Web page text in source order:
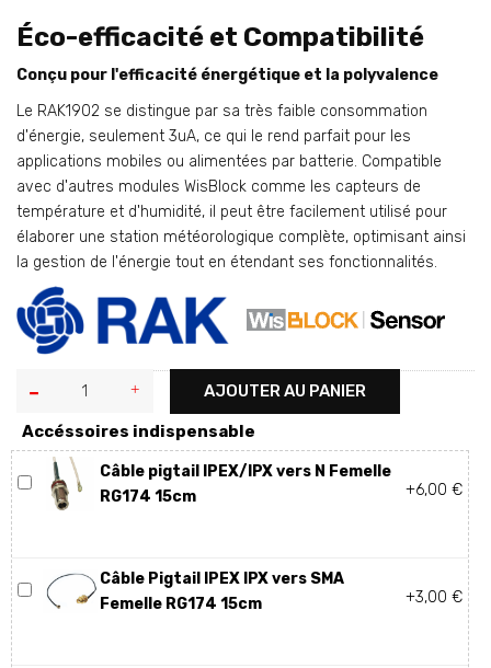
Éco-efficacité et Compatibilité
Conçu pour l'efficacité énergétique et la polyvalence
Le RAK1902 se distingue par sa très faible consommation
d'énergie, seulement 3uA, ce qui le rend parfait pour les
applications mobiles ou alimentées par batterie. Compatible
avec d'autres modules WisBlock comme les capteurs de
température et d'humidité, il peut être facilement utilisé pour
élaborer une station météorologique complète, optimisant ainsi
la gestion de l'énergie tout en étendant ses fonctionnalités.
AJOUTER AU PANIER
Accéssoires indispensable
Câble pigtail IPEX/IPX vers N Femelle
RG174 15cm
+6,00 €
Câble Pigtail IPEX IPX vers SMA
Femelle RG174 15cm
+3,00 €